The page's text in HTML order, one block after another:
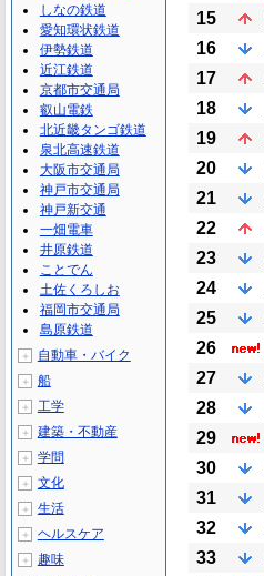
15
16
17
18
19
20
21
22
23
24
25
26
27
28
29
30
31
32
33
しなの鉄道
愛知環状鉄道
伊勢鉄道
近江鉄道
京都市交通局
叡山電鉄
北近畿タンゴ鉄道
泉北高速鉄道
大阪市交通局
神戸市交通局
神戸新交通
一畑電車
井原鉄道
ことでん
土佐くろしお
福岡市交通局
島原鉄道
＋ 自動車・バイク
＋ 船
＋ 工学
＋ 建築・不動産
＋ 学問
＋ 文化
＋ 生活
＋ ヘルスケア
＋ 趣味